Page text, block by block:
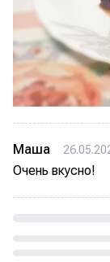
Маша
Очень вкусно!